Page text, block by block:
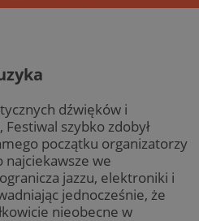
dźwięków i
szybko zdobył
początku organizatorzy
najciekawsze we
jazzu, elektroniki i
jednocześnie, że
nieobecne w